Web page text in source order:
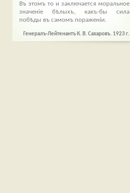
Въ этомъ то и заключается моральное
значеніе бѣлыхъ, какъ-бы сила
побѣды въ самомъ пораженіи.
Генералъ-Лейтенантъ К. В. Сахаровъ. 1923 г.